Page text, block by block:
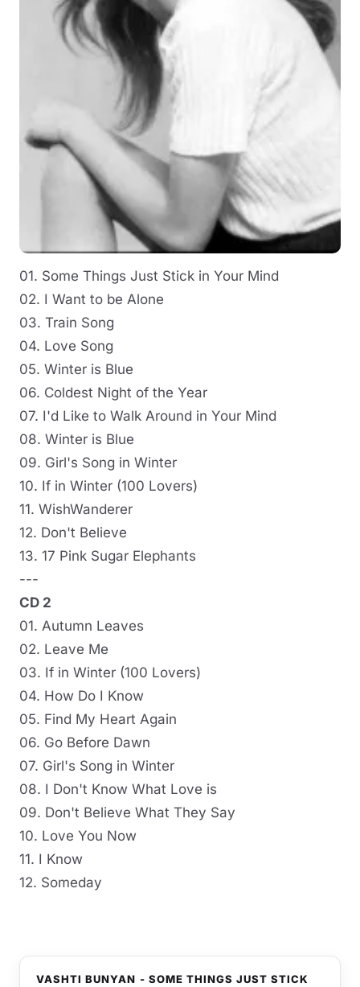
01. Some Things Just Stick in Your Mind
02. I Want to be Alone
03. Train Song
04. Love Song
05. Winter is Blue
06. Coldest Night of the Year
07. I'd Like to Walk Around in Your Mind
08. Winter is Blue
09. Girl's Song in Winter
10. If in Winter (100 Lovers)
11. WishWanderer
12. Don't Believe
13. 17 Pink Sugar Elephants
---
CD 2
01. Autumn Leaves
02. Leave Me
03. If in Winter (100 Lovers)
04. How Do I Know
05. Find My Heart Again
06. Go Before Dawn
07. Girl's Song in Winter
08. I Don't Know What Love is
09. Don't Believe What They Say
10. Love You Now
11. I Know
12. Someday
VASHTI BUNYAN - SOME THINGS JUST STICK